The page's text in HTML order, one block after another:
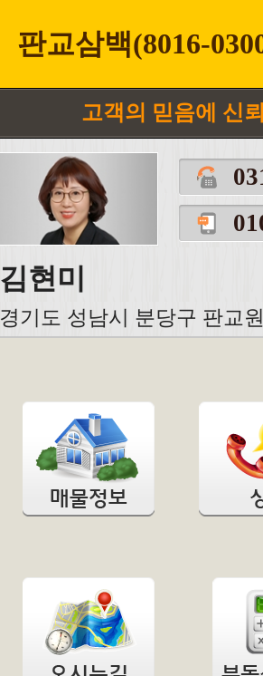
판교삼백(8016-
고객의 믿음에 신
김현미
경기도 성남시 분당구 판교